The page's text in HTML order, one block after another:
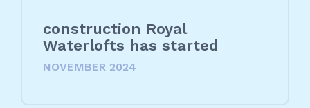
construction Royal
Waterlofts has started
NOVEMBER 2024